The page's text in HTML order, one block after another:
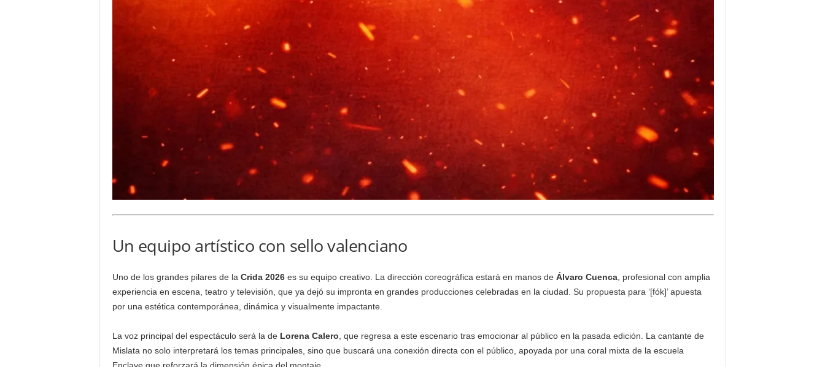
Un equipo artístico con sello valenciano
Uno de los grandes pilares de la Crida 2026es su equipo creativo. La dirección coreográfica estará en manos de Álvaro Cuenca, profesional con amplia
experiencia en escena, teatro y televisión, que ya dejó su impronta en grandes producciones celebradas en la ciudad. Su propuesta para ‘[fók]’ apuesta
por una estética contemporánea, dinámica y visualmente impactante.
La voz principal del espectáculo será la de Lorena Calero, que regresa a este escenario tras emocionar al público en la pasada edición. La cantante de
Mislata no solo interpretará los temas principales, sino que buscará una conexión directa con el público, apoyada por una coral mixta de la escuela